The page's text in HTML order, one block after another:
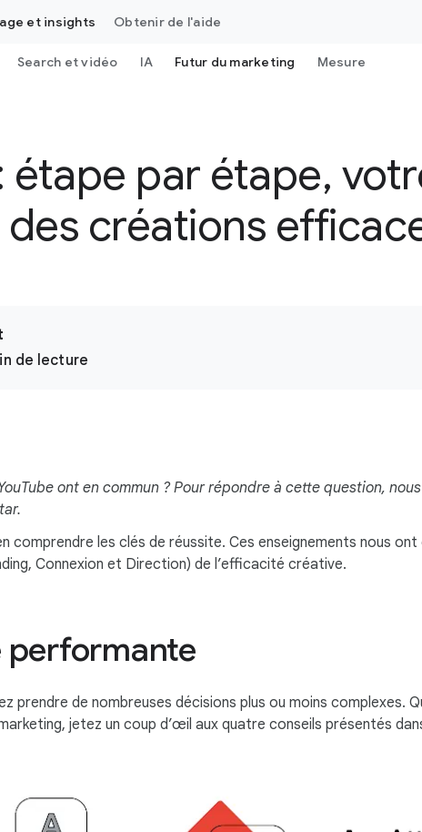
et insights Obtenir de l'aide
Search et vidéo IA Futur du marketing Mesure
étape par étape,
créations
de lecture
ont en commun ? Pour répondre à cette question,
comprendre les clés de réussite. Ces enseignements nous
Connexion et Direction) de l’efficacité créative.
performante
prendre de nombreuses décisions plus ou moins complexes.
jetez un coup d’œil aux quatre conseils présentés